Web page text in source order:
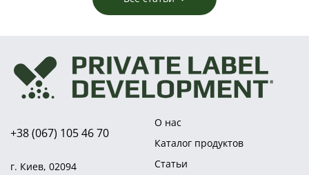
+38 (067) 105 46 70
г. Киев, 02094
О нас
Каталог продуктов
Статьи